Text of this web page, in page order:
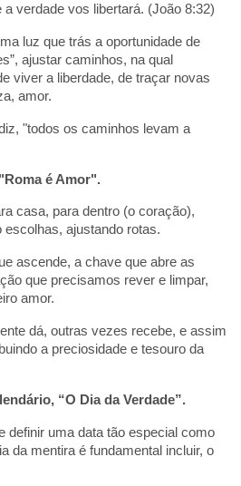
verdade vos libertará. (João 8:32)
luz que trás a oportunidade de
ajustar caminhos, na qual
viver a liberdade, de traçar novas
amor.
"todos os caminhos levam a
é Amor".
casa, para dentro (o coração),
ajustando rotas.
ascende, a chave que abre as
que precisamos rever e limpar,
amor.
dá, outras vezes recebe, e assim
a preciosidade e tesouro da
“O Dia da Verdade”.
definir uma data tão especial como
da mentira é fundamental incluir, o